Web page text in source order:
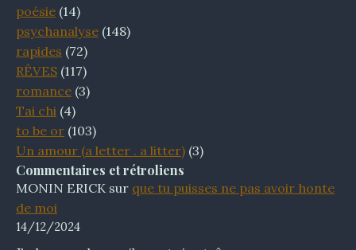
poésie (14)
psychanalyse (148)
rapides (72)
RÊVES (117)
romance (3)
Tai chi (4)
to be or (103)
Un amour (a letter . a litter) (3)
Commentaires et rétroliens
MONIN ERICK sur que tu puisses ne pas avoir honte
de moi
14/12/2024